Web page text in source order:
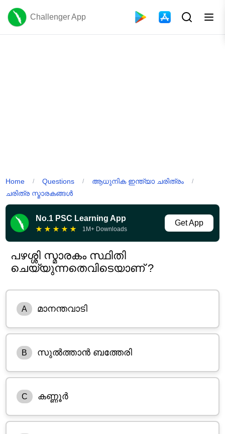
Challenger App
Home / Questions / ആധുനിക ഇന്ത്യാ ചരിത്രം /
ചരിത്ര സ്മാരകങ്ങൾ
No.1 PSC Learning App
★ ★ ★ ★ ★ 1M+ Downloads
Get App
പഴശ്ശി സ്മാരകം സ്ഥിതി
ചെയ്യുന്നതെവിടെയാണ് ?
A മാനന്തവാടി
B സുൽത്താൻ ബത്തേരി
C കണ്ണൂർ